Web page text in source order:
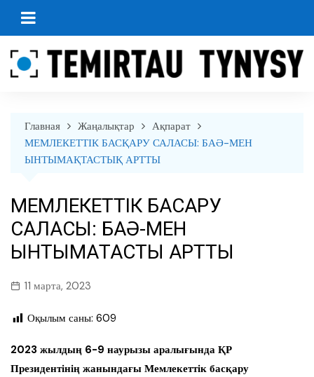
перейти
Главная Жаңалықтар
Ақпарат
МЕМЛЕКЕТТІК БАСҚАРУ САЛАСЫ: БАӘ-МЕН
ЫНТЫМАҚТАСТЫҚ АРТТЫ
МЕМЛЕКЕТТІК БАСҚАРУ
САЛАСЫ: БАӘ-МЕН
ЫНТЫМАҚТАСТЫҚ АРТТЫ
11 марта, 2023
Оқылым саны: 609
2023 жылдың 6-9 наурызы аралығында ҚР
Президентінің жанындағы Мемлекеттік басқару